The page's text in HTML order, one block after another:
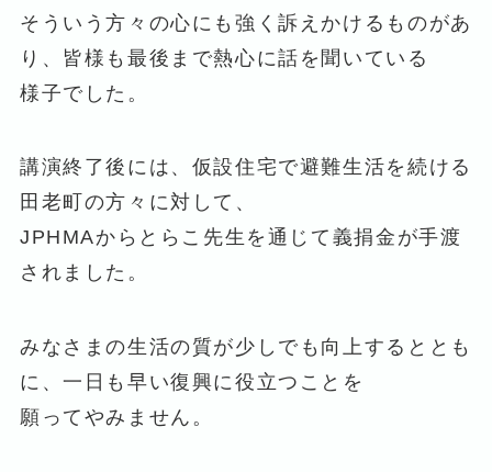
そういう方々の心にも強く訴えかけるものがあ
り、皆様も最後まで熱心に話を聞いている
様子でした。
講演終了後には、仮設住宅で避難生活を続ける
田老町の方々に対して、
JPHMAからとらこ先生を通じて義捐金が手渡
されました。
みなさまの生活の質が少しでも向上するととも
に、一日も早い復興に役立つことを
願ってやみません。